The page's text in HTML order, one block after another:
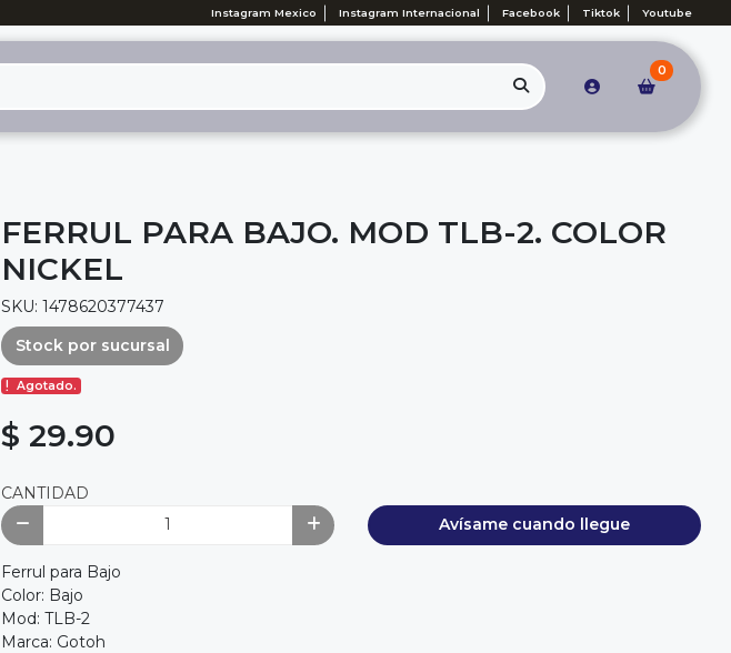
Instagram Mexico Instagram Internacional Facebook Tiktok Youtube
0
FERRUL PARA BAJO. MOD TLB-2. COLOR
NICKEL
SKU: 1478620377437
Stock por sucursal
Agotado.
$ 29.90
CANTIDAD
Avísame cuando llegue
Ferrul para Bajo
Color: Bajo
Mod: TLB-2
Marca: Gotoh